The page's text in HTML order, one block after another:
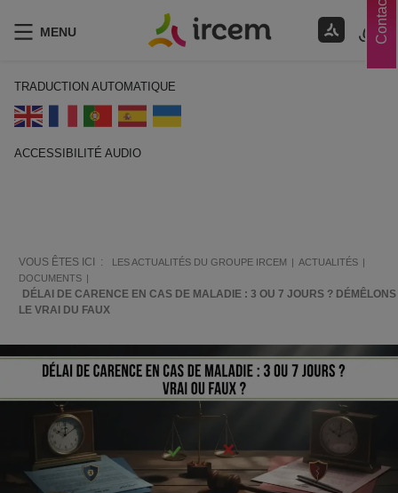
Contacts
MENU
TRADUCTION AUTOMATIQUE
ACCESSIBILITÉ AUDIO
VOUS ÊTES ICI : LES ACTUALITÉS DU GROUPE IRCEM
ACTUALITÉS
DOCUMENTS
DÉLAI DE CARENCE EN CAS DE MALADIE : 3 OU 7 JOURS ? DÉMÊLONS
LE VRAI DU FAUX